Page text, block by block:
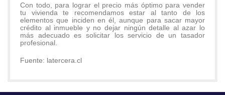
Con todo, para lograr el precio más óptimo para vender
tu vivienda te recomendamos estar al tanto de los
elementos que inciden en él, aunque para sacar mayor
crédito al inmueble y no dejar ningún detalle al azar lo
más adecuado es solicitar los servicio de un tasador
profesional.
Fuente: latercera.cl